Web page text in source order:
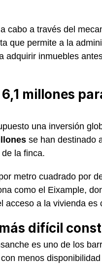
cabo a través del
que permite a la
adquirir inmuebles
millones
una inversión
se han destinado
la finca.
metro cuadrado por
como el Eixample,
acceso a la vivienda es
difícil
es uno de los
menos